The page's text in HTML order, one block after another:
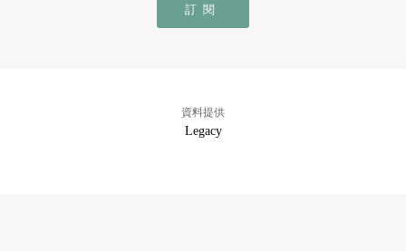
訂閱
資料提供
Legacy